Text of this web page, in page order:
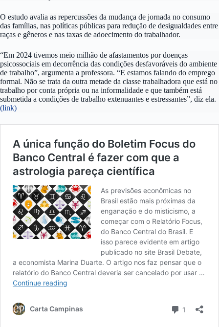
O estudo avalia as repercussões da mudança de jornada no consumo
das famílias, nas políticas públicas para redução de desigualdades entre
raças e gêneros e nas taxas de adoecimento do trabalhador.
“Em 2024 tivemos meio milhão de afastamentos por doenças
psicossociais em decorrência das condições desfavoráveis do ambiente
de trabalho”, argumenta a professora. “E estamos falando do emprego
formal. Não se trata da outra metade da classe trabalhadora que está no
trabalho por conta própria ou na informalidade e que também está
submetida a condições de trabalho extenuantes e estressantes”, diz ela.
(link)